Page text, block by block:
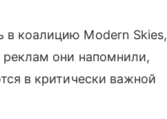
в коалицию Modern Skies,
они напомнили,
в критически важной